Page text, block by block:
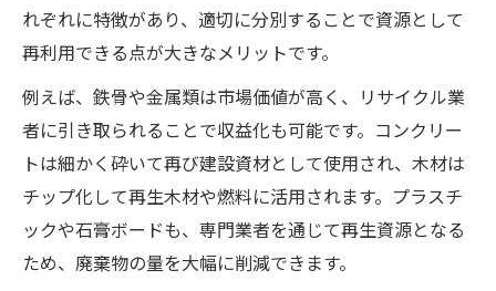
れぞれに特徴があり、適切に分別することで資源として
再利用できる点が大きなメリットです。
例えば、鉄骨や金属類は市場価値が高く、リサイクル業
者に引き取られることで収益化も可能です。コンクリー
トは細かく砕いて再び建設資材として使用され、木材は
チップ化して再生木材や燃料に活用されます。プラスチ
ックや石膏ボードも、専門業者を通じて再生資源となる
ため、廃棄物の量を大幅に削減できます。